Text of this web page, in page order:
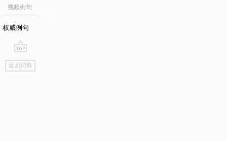
视频例句
权威例句
go
top
返回词典